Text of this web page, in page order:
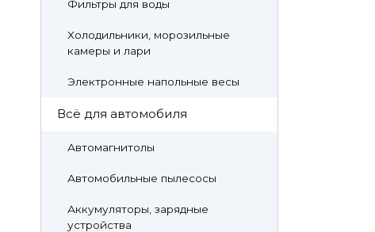
Фильтры для воды
Холодильники, морозильные
камеры и лари
Электронные напольные весы
Всё для автомобиля
Автомагнитолы
Автомобильные пылесосы
Аккумуляторы, зарядные
устройства